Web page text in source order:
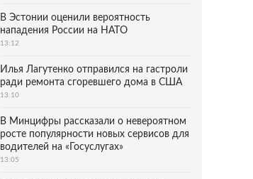
В Эстонии оценили вероятность
нападения России на НАТО
13:12
Илья Лагутенко отправился на гастроли
ради ремонта сгоревшего дома в США
13:10
В Минцифры рассказали о невероятном
росте популярности новых сервисов для
водителей на «Госуслугах»
13:05